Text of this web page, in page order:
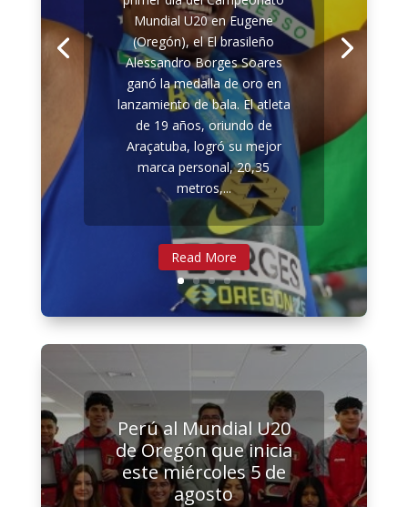
Mundial U20 en Eugene
(Oregón), el El brasileño
Alessandro Borges Soares
ganó la medalla de oro en
lanzamiento de bala. El atleta
de 19 años, oriundo de
Araçatuba, logró su mejor
marca personal, 20,35
metros,...
Read More
mixta
En el segundo día del
Campeonato Mundial U20, que
se realiza en Oregón, se
destaca la actuación de la
posta mixta 4x100, quienes
establecieron los récords
nacionales U20, U23 y
mayores. La jornada para el
atletismo peruano se inició con
la actuación de la atleta...
Perú al Mundial U20
de Oregón que inicia
este miércoles 5 de
agosto